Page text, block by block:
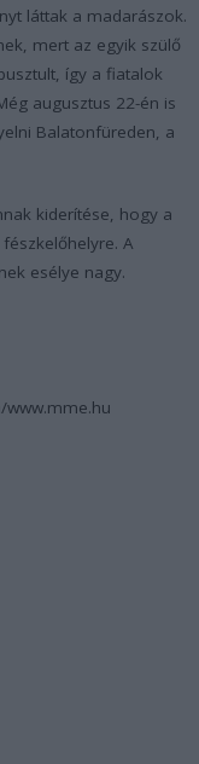
láttak a madarászok.
mert az egyik szülő
így a fiatalok
augusztus 22-én is
Balatonfüreden, a
kiderítése, hogy a
A
esélye nagy.